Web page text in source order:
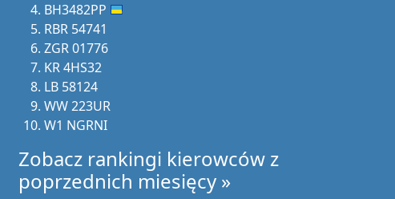
BH3482PP
RBR 54741
ZGR 01776
KR 4HS32
LB 58124
WW 223UR
W1 NGRNI
Zobacz rankingi kierowców z
poprzednich miesięcy »